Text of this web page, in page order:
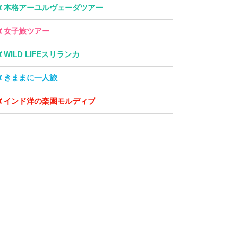
本格アーユルヴェーダツアー
女子旅ツアー
WILD LIFEスリランカ
きままに一人旅
インド洋の楽園モルディブ